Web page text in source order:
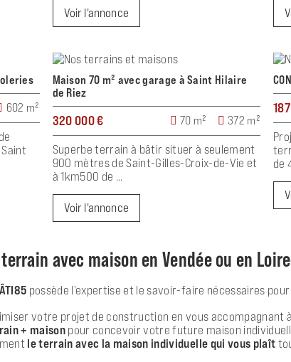
Voir l'annonce
602 m²
Maison 70 m² avec garage à Saint Hilaire
de Riez
320 000 € 70 m² 372 m²
Superbe terrain à bâtir situer à seulement
900 mètres de Saint-Gilles-Croix-de-Vie et
à 1km500 de ...
Voir l'annonce
de
avec maison en Vendée ou en
possède l’expertise et le savoir-faire nécessaires
votre projet de construction en vous accompagnant
+ maisonpour concevoir votre future maison
le terrain avec la maison individuelle qui vous plaît